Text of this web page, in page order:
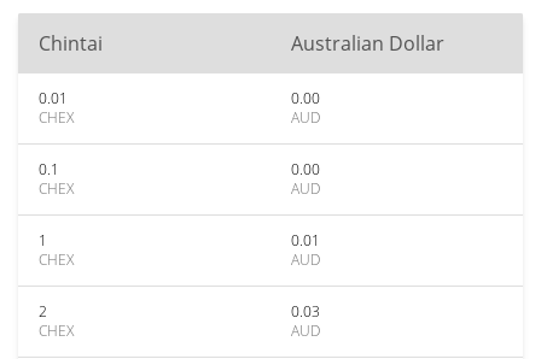
Chintai Australian Dollar
0.01
CHEX
0.00
AUD
0.1
CHEX
0.00
AUD
1
CHEX
0.01
AUD
2
CHEX
0.03
AUD